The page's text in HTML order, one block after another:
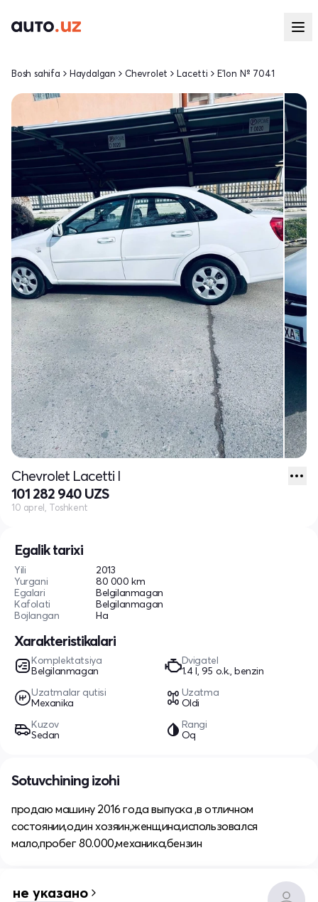
Egalik tarixi
Yili
2013
Yurgani
80 000 km
Egalari
Belgilanmagan
Kafolati
Belgilanmagan
Bojlangan
Ha
Xarakteristikalari
Komplektatsiya
Belgilanmagan
Dvigatel
1.4 l, 95 o.k., benzin
Uzatmalar qutisi
Mexanika
Uzatma
Oldi
Kuzov
Sedan
Rangi
Oq
Bosh sahifa Haydalgan Chevrolet Lacetti E'lon № 7041
Chevrolet Lacetti I
101 282 940 UZS
10 aprel, Toshkent
Sotuvchining izohi
продаю машину 2016 года выпуска ,в отличном
состоянии,один хозяин,женщина,использовался
мало,пробег 80.000,механика,бензин
не указано